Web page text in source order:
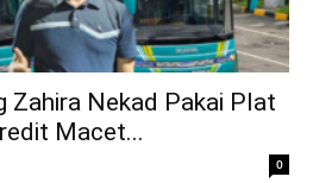
Zahira Nekad Pakai Plat
Macet...
0